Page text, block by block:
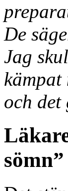
De
Jag
och det
sömn”